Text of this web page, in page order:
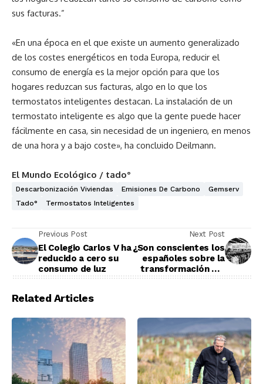
sus facturas.”
«En una época en el que existe un aumento generalizado
de los costes energéticos en toda Europa, reducir el
consumo de energía es la mejor opción para que los
hogares reduzcan sus facturas, algo en lo que los
termostatos inteligentes destacan. La instalación de un
termostato inteligente es algo que la gente puede hacer
fácilmente en casa, sin necesidad de un ingeniero, en menos
de una hora y a bajo coste», ha concluido Deilmann.
El Mundo Ecológico / tado°
Descarbonización Viviendas Emisiones De Carbono
Gemserv
Tado°
Termostatos Inteligentes
Previous Post
El Colegio Carlos V ha
reducido a cero su
consumo de luz
Next Post
¿Son conscientes los
españoles sobre la
transformación del
Related Articles